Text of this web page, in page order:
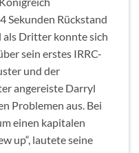
Sekunden Rückstand
als Dritter konnte sich
sein erstes IRRC-
und der
angereiste Darryl
Problemen aus. Bei
einen kapitalen
up“, lautete seine